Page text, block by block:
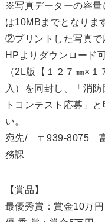
※写真データーの容量
は10MBまでとなりま
②プリントした写真で
HPよりダウンロード
（2L版【１２７㎜×
入）を同封し、「消防
トコンテスト応募」
い。
宛先/ 〒939-8075
務課
【賞品】
最優秀賞：賞金10万